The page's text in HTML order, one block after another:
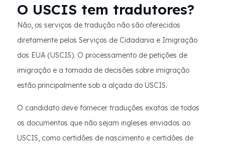
O USCIS tem tradutores?
Não, os serviços de tradução não são oferecidos
diretamente pelos Serviços de Cidadania e Imigração
dos EUA (USCIS). O processamento de petições de
imigração e a tomada de decisões sobre imigração
estão principalmente sob a alçada do USCIS.
O candidato deve fornecer traduções exatas de todos
os documentos que não sejam ingleses enviados ao
USCIS, como certidões de nascimento e certidões de